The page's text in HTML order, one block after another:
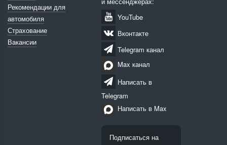
Рекомендации для
автомобиля
Страхование
Вакансии
YouTube
Вконтакте
Telegram канал
Max канал
Написать в
Telegram
Написать в Max
Подписаться на